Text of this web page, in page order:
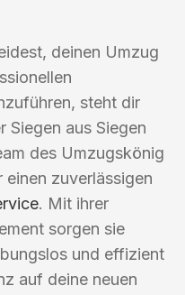
deinen Umzug
steht dir
Siegen aus Siegen
des Umzugskönig
einen zuverlässigen
. Mit ihrer
sorgen sie
und effizient
auf deine neuen